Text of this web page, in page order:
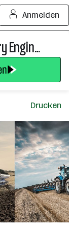
Anmelden
Trainee im Bereich Digital Factory Engineering (m/w/d)
Drucken